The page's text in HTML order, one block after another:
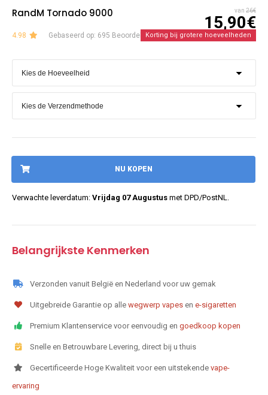
RandM Tornado 9000 van 26€
15,90€
4.98 Gebaseerd op: 695 BeoordelingenKorting bij grotere hoeveelheden
NU KOPEN
Verwachte leverdatum: Vrijdag 07 Augustus met DPD/PostNL.
Belangrijkste Kenmerken
Verzonden vanuit België en Nederland voor uw gemak
Uitgebreide Garantie op alle wegwerp vapes en e-sigaretten
Premium Klantenservice voor eenvoudig en goedkoop kopen
Snelle en Betrouwbare Levering, direct bij u thuis
Gecertificeerde Hoge Kwaliteit voor een uitstekende vape-
ervaring